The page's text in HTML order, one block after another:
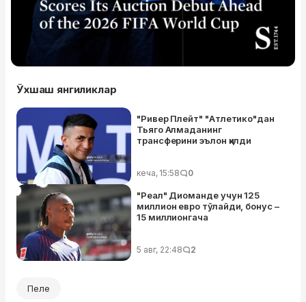
Ўхшаш янгиликлар
"Ривер Плейт" "Атлетико"дан
Тьяго Алмаданинг
трансферини эълон қилди
кеча, 15:58 0
"Реал" Диоманде учун 125
миллион евро тўлайди, бонус –
15 миллионгача
5 авг, 22:48 2
Пеле